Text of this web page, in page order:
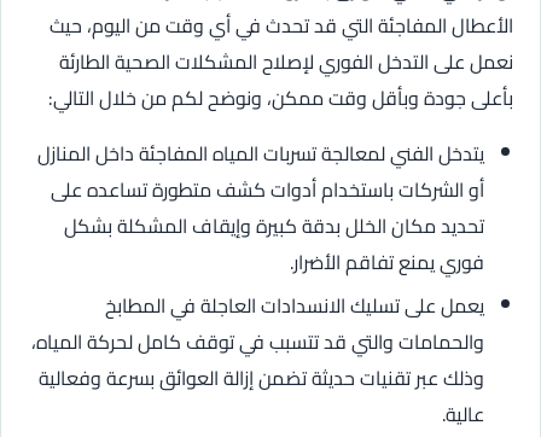
الأعطال المفاجئة التي قد تحدث في أي وقت من اليوم، حيث
نعمل على التدخل الفوري لإصلاح المشكلات الصحية الطارئة
بأعلى جودة وبأقل وقت ممكن، ونوضح لكم من خلال التالي:
يتدخل الفني لمعالجة تسربات المياه المفاجئة داخل المنازل
أو الشركات باستخدام أدوات كشف متطورة تساعده على
تحديد مكان الخلل بدقة كبيرة وإيقاف المشكلة بشكل
فوري يمنع تفاقم الأضرار.
يعمل على تسليك الانسدادات العاجلة في المطابخ
والحمامات والتي قد تتسبب في توقف كامل لحركة المياه،
وذلك عبر تقنيات حديثة تضمن إزالة العوائق بسرعة وفعالية
عالية.